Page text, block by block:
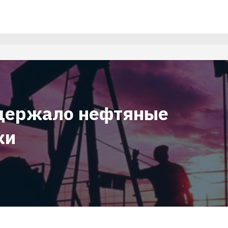
нефтяные